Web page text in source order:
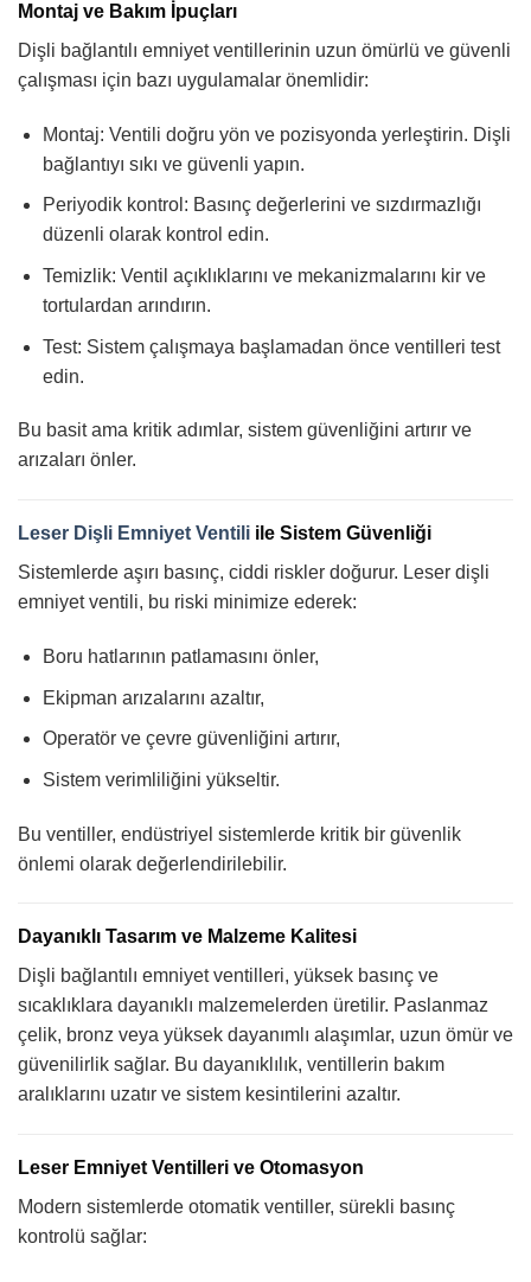
Montaj ve Bakım İpuçları
Dişli bağlantılı emniyet ventillerinin uzun ömürlü ve güvenli
çalışması için bazı uygulamalar önemlidir:
Montaj: Ventili doğru yön ve pozisyonda yerleştirin. Dişli
bağlantıyı sıkı ve güvenli yapın.
Periyodik kontrol: Basınç değerlerini ve sızdırmazlığı
düzenli olarak kontrol edin.
Temizlik: Ventil açıklıklarını ve mekanizmalarını kir ve
tortulardan arındırın.
Test: Sistem çalışmaya başlamadan önce ventilleri test
edin.
Bu basit ama kritik adımlar, sistem güvenliğini artırır ve
arızaları önler.
Leser Dişli Emniyet Ventili ile Sistem Güvenliği
Sistemlerde aşırı basınç, ciddi riskler doğurur. Leser dişli
emniyet ventili, bu riski minimize ederek:
Boru hatlarının patlamasını önler,
Ekipman arızalarını azaltır,
Operatör ve çevre güvenliğini artırır,
Sistem verimliliğini yükseltir.
Bu ventiller, endüstriyel sistemlerde kritik bir güvenlik
önlemi olarak değerlendirilebilir.
Dayanıklı Tasarım ve Malzeme Kalitesi
Dişli bağlantılı emniyet ventilleri, yüksek basınç ve
sıcaklıklara dayanıklı malzemelerden üretilir. Paslanmaz
çelik, bronz veya yüksek dayanımlı alaşımlar, uzun ömür ve
güvenilirlik sağlar. Bu dayanıklılık, ventillerin bakım
aralıklarını uzatır ve sistem kesintilerini azaltır.
Leser Emniyet Ventilleri ve Otomasyon
Modern sistemlerde otomatik ventiller, sürekli basınç
kontrolü sağlar: